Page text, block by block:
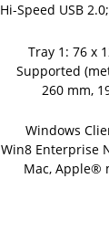
Tray 1: 76 x
Supported
260 mm,
Windows
Win8 Enterprise
Mac, Apple®